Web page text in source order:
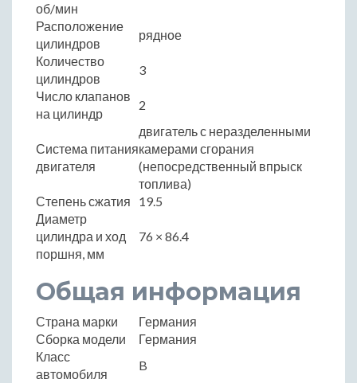
об/мин
Расположение
цилиндров
рядное
Количество
цилиндров
3
Число клапанов
на цилиндр
2
Система питания
двигателя
двигатель с неразделенными
камерами сгорания
(непосредственный впрыск
топлива)
Степень сжатия
19.5
Диаметр
цилиндра и ход
поршня, мм
76 × 86.4
Общая информация
Страна марки
Германия
Сборка модели
Германия
Класс
автомобиля
B